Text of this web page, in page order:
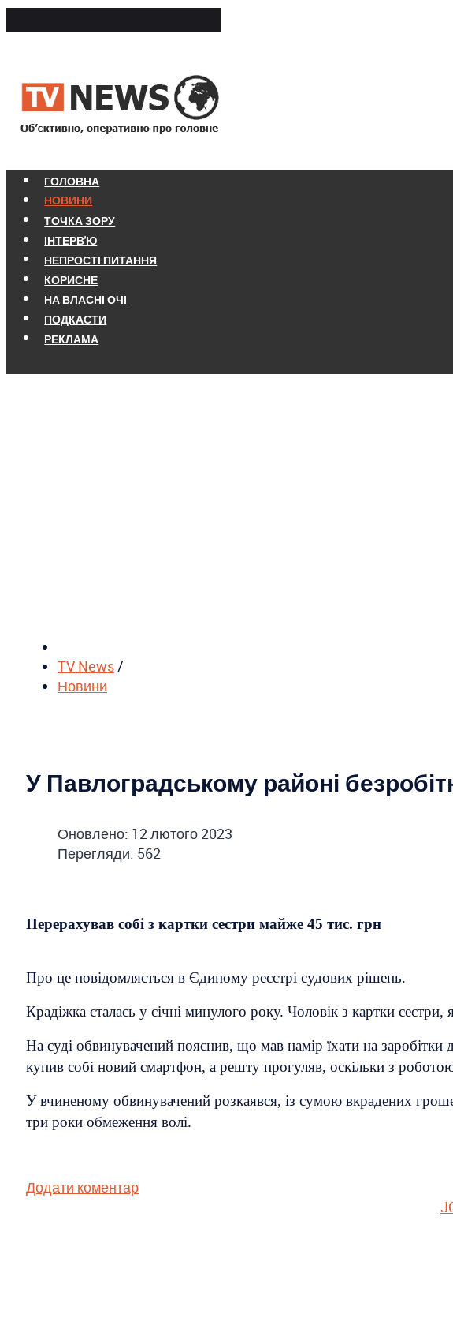
ГОЛОВНА
НОВИНИ
ТОЧКА ЗОРУ
ІНТЕРВ'Ю
НЕПРОСТІ ПИТАННЯ
КОРИСНЕ
НА ВЛАСНІ ОЧІ
ПОДКАСТИ
РЕКЛАМА
TV News /
Новини
У Павлоградському районі
Оновлено: 12 лютого 2023
Перегляди: 562
Перерахував собі з картки сестри майже 45 тис. грн
Про це повідомляється в Єдиному реєстрі судових рішень.
Крадіжка сталась у січні минулого року. Чоловік з картки
На суді обвинувачений пояснив, що мав намір їхати на
купив собі новий смартфон, а решту прогуляв, оскільки з
У вчиненому обвинувачений розкаявся, із сумою вкрадених
три роки обмеження волі.
Додати коментар